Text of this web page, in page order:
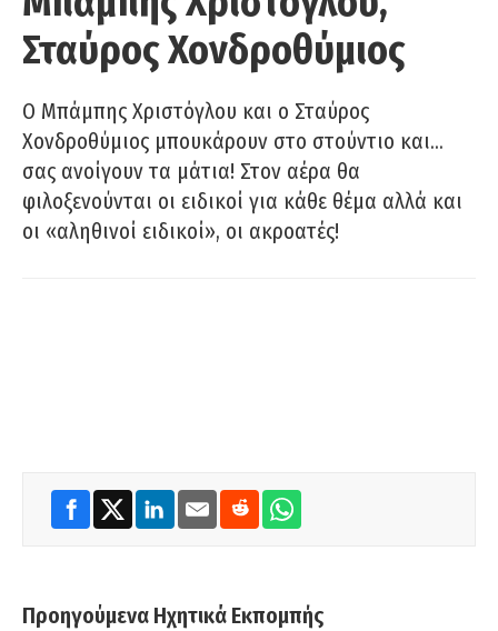
Σταύρος Χονδροθύμιος
O Μπάμπης Χριστόγλου και ο Σταύρος
Χονδροθύμιος μπουκάρουν στο στούντιο και…
σας ανοίγουν τα μάτια! Στον αέρα θα
φιλοξενούνται οι ειδικοί για κάθε θέμα αλλά και
οι «αληθινοί ειδικοί», οι ακροατές!
Προηγούμενα Ηχητικά Εκπομπής